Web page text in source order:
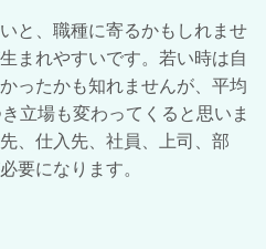
と、職種に寄るかもしれませ
まれやすいです。若い時は自
ったかも知れませんが、平均
立場も変わってくると思いま
、仕入先、社員、上司、部
要になります。